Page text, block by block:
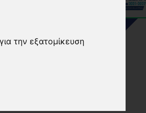
την εξατομίκευση